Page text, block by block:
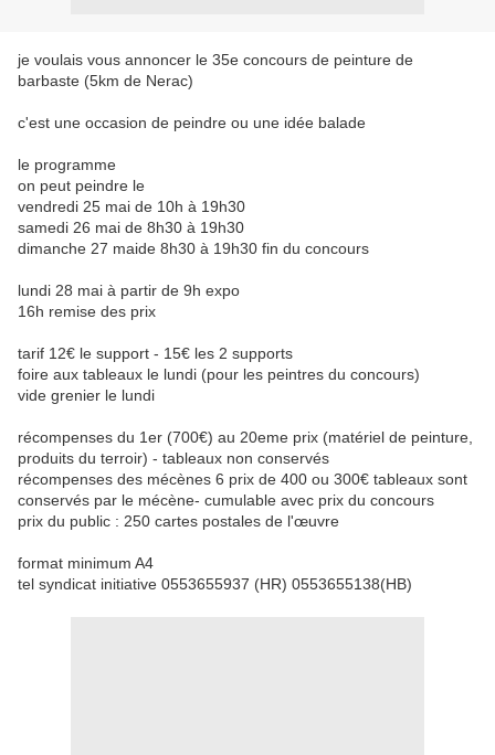
je voulais vous annoncer le 35e concours de peinture de
barbaste (5km de Nerac)
c'est une occasion de peindre ou une idée balade
le programme
on peut peindre le
vendredi 25 mai de 10h à 19h30
samedi 26 mai de 8h30 à 19h30
dimanche 27 maide 8h30 à 19h30 fin du concours
lundi 28 mai à partir de 9h expo
16h remise des prix
tarif 12€ le support - 15€ les 2 supports
foire aux tableaux le lundi (pour les peintres du concours)
vide grenier le lundi
récompenses du 1er (700€) au 20eme prix (matériel de peinture,
produits du terroir) - tableaux non conservés
récompenses des mécènes 6 prix de 400 ou 300€ tableaux sont
conservés par le mécène- cumulable avec prix du concours
prix du public : 250 cartes postales de l'œuvre
format minimum A4
tel syndicat initiative 0553655937 (HR) 0553655138(HB)